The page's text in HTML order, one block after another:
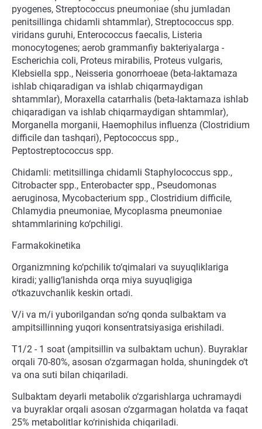
pyogenes, Streptococcus pneumoniae (shu jumladan
penitsillinga chidamli shtammlar), Streptococcus spp.
viridans guruhi, Enterococcus faecalis, Listeria
monocytogenes; aerob grammanfiy bakteriyalarga -
Escherichia coli, Proteus mirabilis, Proteus vulgaris,
Klebsiella spp., Neisseria gonorrhoeae (beta-laktamaza
ishlab chiqaradigan va ishlab chiqarmaydigan
shtammlar), Moraxella catarrhalis (beta-laktamaza ishlab
chiqaradigan va ishlab chiqarmaydigan shtammlar),
Morganella morganii, Haemophilus influenza (Clostridium
difficile dan tashqari), Peptococcus spp.,
Peptostreptococcus spp.
Chidamli: metitsillinga chidamli Staphylococcus spp.,
Citrobacter spp., Enterobacter spp., Pseudomonas
aeruginosa, Mycobacterium spp., Clostridium difficile,
Chlamydia pneumoniae, Mycoplasma pneumoniae
shtammlarining ko‘pchiligi.
Farmakokinetika
Organizmning ko‘pchilik to‘qimalari va suyuqliklariga
kiradi; yallig‘lanishda orqa miya suyuqligiga
o‘tkazuvchanlik keskin ortadi.
V/i va m/i yuborilgandan so‘ng qonda sulbaktam va
ampitsillinning yuqori konsentratsiyasiga erishiladi.
T1/2 - 1 soat (ampitsillin va sulbaktam uchun). Buyraklar
orqali 70-80%, asosan o‘zgarmagan holda, shuningdek o‘t
va ona suti bilan chiqariladi.
Sulbaktam deyarli metabolik o‘zgarishlarga uchramaydi
va buyraklar orqali asosan o‘zgarmagan holatda va faqat
25% metabolitlar ko‘rinishida chiqariladi.